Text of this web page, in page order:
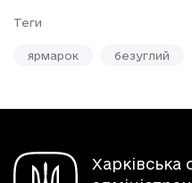
Теги
ярмарок безуглий
Харківська